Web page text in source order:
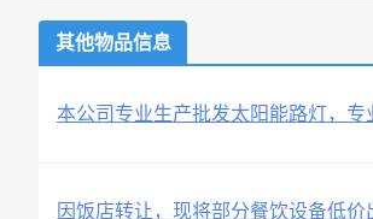
其他物品信息
本公司专业生产批发太阳能路灯，
因饭店转让，现将部分餐饮设备低价